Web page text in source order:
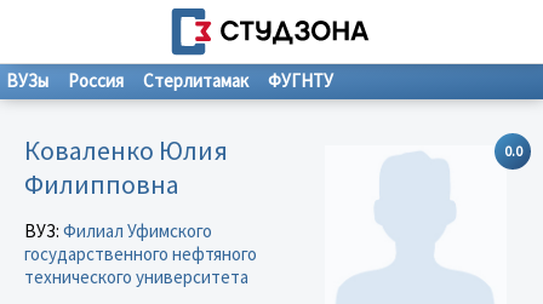
ВУЗы Россия Стерлитамак ФУГНТУ
0.0
Коваленко Юлия
Филипповна
ВУЗ: Филиал Уфимского
государственного нефтяного
технического университета